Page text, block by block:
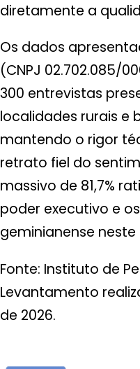
diretamente a
Os dados
(CNPJ 02.702.085/
300 entrevistas
localidades rurais e
mantendo o rigor
retrato fiel do
massivo de 81,7%
poder executivo e
geminianense
Fonte: Instituto de
Levantamento
de 2026.